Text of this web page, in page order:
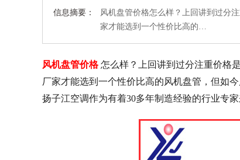
信息摘要：
风机盘管价格怎么样？上回讲到过分
家才能选到一个性价比高的…
风机盘管价格 怎么样？上回讲到过分注重价格
厂家才能选到一个性价比高的风机盘管，但如
扬子江空调作为有着30多年制造经验的行业专家